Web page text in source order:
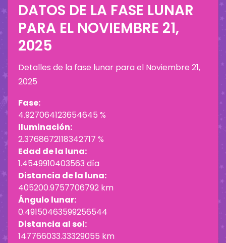
DATOS DE LA FASE LUNAR
PARA EL NOVIEMBRE 21,
2025
Detalles de la fase lunar para el Noviembre 21,
2025
Fase:
4.927064123654645 %
Iluminación:
2.3768672118342717 %
Edad de la luna:
1.4549910403563 día
Distancia de la luna:
405200.9757706792 km
Ángulo lunar:
0.49150463599256544
Distancia al sol:
147766033.33329055 km